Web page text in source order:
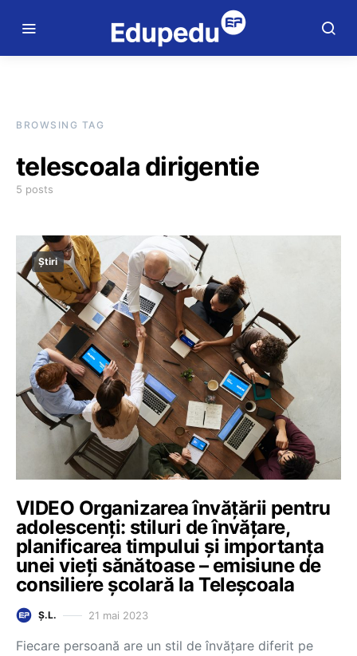
BROWSING TAG
telescoala dirigentie
5 posts
Știri
VIDEO Organizarea învățării pentru
adolescenți: stiluri de învățare,
planificarea timpului și importanța
unei vieți sănătoase – emisiune de
consiliere școlară la Teleșcoala
Ș.L. 21 mai 2023
Fiecare persoană are un stil de învățare diferit pe